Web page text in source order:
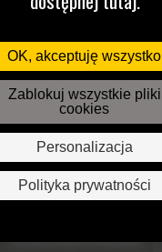
OK, akceptuję wszystko
Zablokuj wszystkie pliki
cookies
Personalizacja
Polityka prywatności